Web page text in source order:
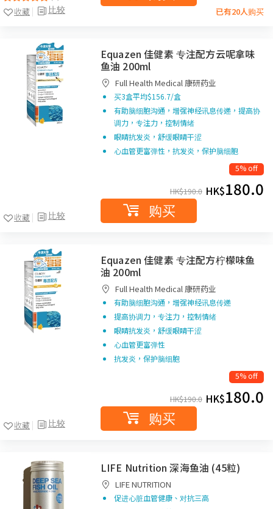
比较
收藏 已有20人购买
比较
收藏
Equazen 佳健素 专注配方云呢拿味
鱼油 200ml
Full Health Medical 康研药业
买3盒平均$156.7/盒
有助脑细胞沟通，增强神经讯息传递，提高协
调力，专注力，控制情绪
眼睛抗发炎，舒缓眼睛干涩
心血管更富弹性，抗发炎，保护脑细胞
5% off
HK$190.0 HK$180.0
购买
比较
收藏
Equazen 佳健素 专注配方柠檬味鱼
油 200ml
Full Health Medical 康研药业
有助脑细胞沟通，增强神经讯息传递
提高协调力，专注力，控制情绪
眼睛抗发炎，舒缓眼睛干涩
心血管更富弹性
抗发炎，保护脑细胞
5% off
HK$190.0 HK$180.0
购买
LIFE Nutrition 深海鱼油 (45粒)
LIFE NUTRITION
促进心脏血管健康、对抗三高